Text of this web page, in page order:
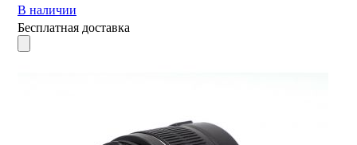
В наличии
Бесплатная доставка